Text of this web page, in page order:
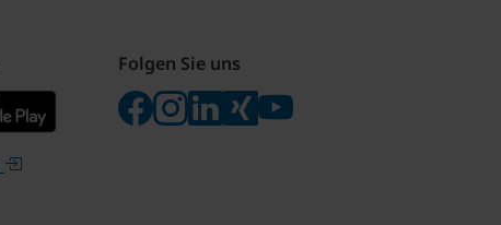
Folgen Sie uns
Folgen Sie uns auf Facebook
Folgen Sie uns auf Instagram
Besuchen Sie uns bei LinkedIn
Besuchen Sie uns bei Xing
Besuchen Sie uns bei